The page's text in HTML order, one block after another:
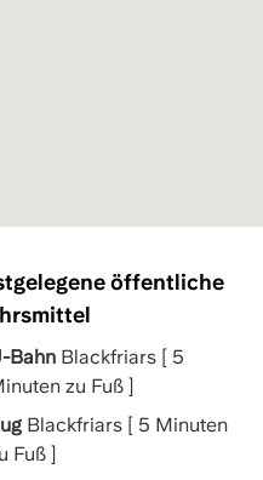
öffentliche
BahnBlackfriars [ 5
zu Fuß ]
Blackfriars [ 5 Minuten
Fuß ]